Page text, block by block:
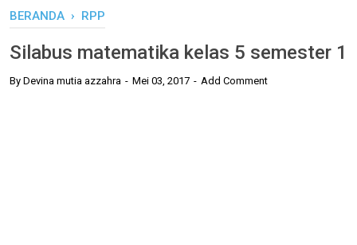
BERANDA › RPP
Silabus matematika kelas 5 semester 1
By Devina mutia azzahra Mei 03, 2017 Add Comment